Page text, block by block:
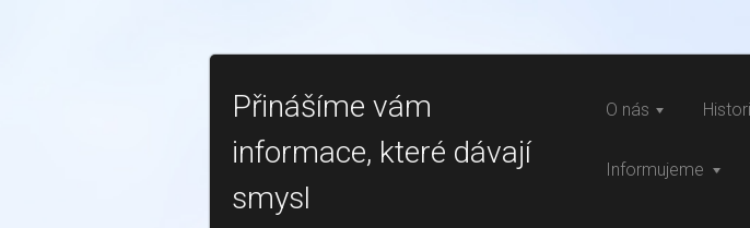
Přinášíme vám
informace, které dávají
smysl
O nás
Informujeme